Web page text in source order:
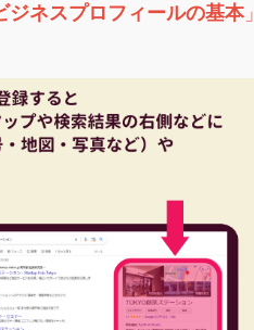
ジネスプロフィールの基本」